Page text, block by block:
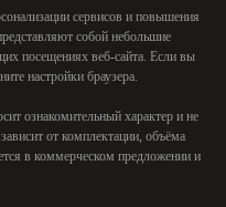
сервисов и повышения
собой небольшие
посещениях веб-сайта. Если вы
настройки браузера.
ознакомительный характер и не
от комплектации, объёма
в коммерческом предложении и